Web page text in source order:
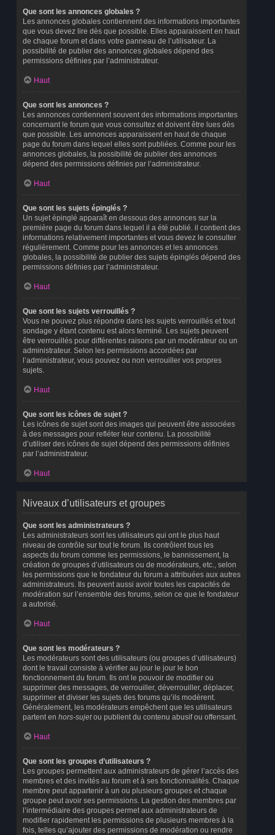
Que sont les annonces globales ?
Les annonces globales contiennent des informations importantes
que vous devez lire dès que possible. Elles apparaissent en haut
de chaque forum et dans votre panneau de l’utilisateur. La
possibilité de publier des annonces globales dépend des
permissions définies par l’administrateur.
Haut
Que sont les annonces ?
Les annonces contiennent souvent des informations importantes
concernant le forum que vous consultez et doivent être lues dès
que possible. Les annonces apparaissent en haut de chaque
page du forum dans lequel elles sont publiées. Comme pour les
annonces globales, la possibilité de publier des annonces
dépend des permissions définies par l’administrateur.
Haut
Que sont les sujets épinglés ?
Un sujet épinglé apparaît en dessous des annonces sur la
première page du forum dans lequel il a été publié. il contient des
informations relativement importantes et vous devez le consulter
régulièrement. Comme pour les annonces et les annonces
globales, la possibilité de publier des sujets épinglés dépend des
permissions définies par l’administrateur.
Haut
Que sont les sujets verrouillés ?
Vous ne pouvez plus répondre dans les sujets verrouillés et tout
sondage y étant contenu est alors terminé. Les sujets peuvent
être verrouillés pour différentes raisons par un modérateur ou un
administrateur. Selon les permissions accordées par
l’administrateur, vous pouvez ou non verrouiller vos propres
sujets.
Haut
Que sont les icônes de sujet ?
Les icônes de sujet sont des images qui peuvent être associées
à des messages pour refléter leur contenu. La possibilité
d’utiliser des icônes de sujet dépend des permissions définies
par l’administrateur.
Haut
Niveaux d’utilisateurs et groupes
Que sont les administrateurs ?
Les administrateurs sont les utilisateurs qui ont le plus haut
niveau de contrôle sur tout le forum. Ils contrôlent tous les
aspects du forum comme les permissions, le bannissement, la
création de groupes d’utilisateurs ou de modérateurs, etc., selon
les permissions que le fondateur du forum a attribuées aux autres
administrateurs. Ils peuvent aussi avoir toutes les capacités de
modération sur l’ensemble des forums, selon ce que le fondateur
a autorisé.
Haut
Que sont les modérateurs ?
Les modérateurs sont des utilisateurs (ou groupes d’utilisateurs)
dont le travail consiste à vérifier au jour le jour le bon
fonctionnement du forum. Ils ont le pouvoir de modifier ou
supprimer des messages, de verrouiller, déverrouiller, déplacer,
supprimer et diviser les sujets des forums qu’ils modèrent.
Généralement, les modérateurs empêchent que les utilisateurs
partent en hors-sujetou publient du contenu abusif ou offensant.
Haut
Que sont les groupes d’utilisateurs ?
Les groupes permettent aux administrateurs de gérer l’accès des
membres et des invités au forum et à ses fonctionnalités. Chaque
membre peut appartenir à un ou plusieurs groupes et chaque
groupe peut avoir ses permissions. La gestion des membres par
l’intermédiaire des groupes permet aux administrateurs de
modifier rapidement les permissions de plusieurs membres à la
fois, telles qu’ajouter des permissions de modération ou rendre